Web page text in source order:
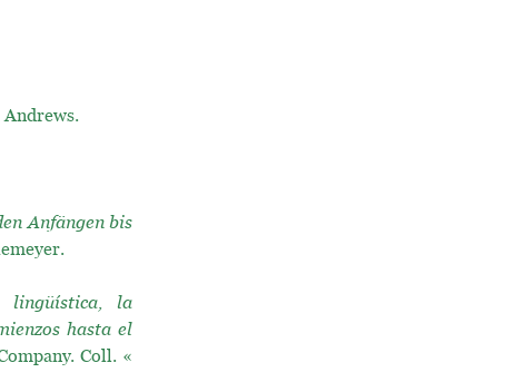
Anfängen bis
lingüística, la
hasta el
Coll. «